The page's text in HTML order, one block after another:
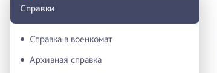
Справки
Справка в военкомат
Архивная справка